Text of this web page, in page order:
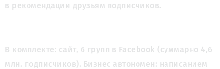
в рекомендации друзьям подписчиков.
В комплекте: сайт, 6 групп в Facebook (суммарно 4,6
млн. подписчиков). Бизнес автономен: написанием